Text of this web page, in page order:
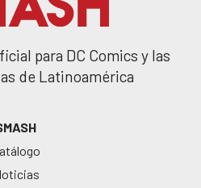
para DC Comics y las
de Latinoamérica